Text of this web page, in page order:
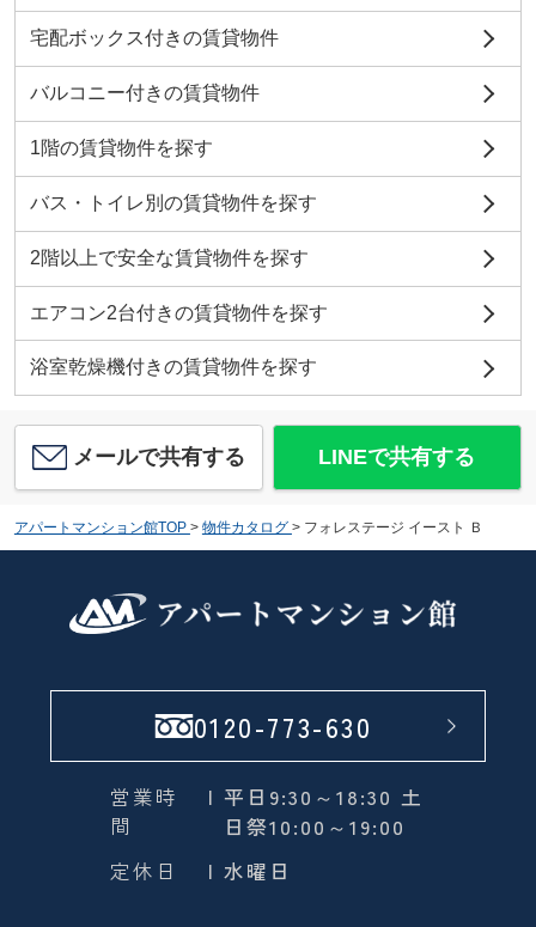
宅配ボックス付きの賃貸物件
バルコニー付きの賃貸物件
1階の賃貸物件を探す
バス・トイレ別の賃貸物件を探す
2階以上で安全な賃貸物件を探す
エアコン2台付きの賃貸物件を探す
浴室乾燥機付きの賃貸物件を探す
メールで共有する LINEで共有する
アパートマンション館TOP > 物件カタログ > フォレステージ イースト Ｂ
0120-773-630
営業時
間
| 平日9:30～18:30 土
日祭10:00～19:00
定休日
| 水曜日